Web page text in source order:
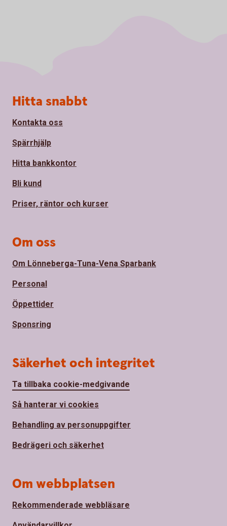
Sidfot
Hitta snabbt
Kontakta oss
Spärrhjälp
Hitta bankkontor
Bli kund
Priser, räntor och kurser
Om oss
Om Lönneberga-Tuna-Vena Sparbank
Personal
Öppettider
Sponsring
Säkerhet och integritet
Ta tillbaka cookie-medgivande
Så hanterar vi cookies
Behandling av personuppgifter
Bedrägeri och säkerhet
Om webbplatsen
Rekommenderade webbläsare